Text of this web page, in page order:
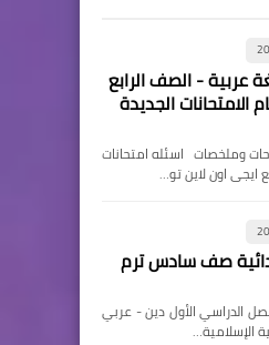
عربية - الصف الرابع
الجديدة
وملخصات اسئله امتحانات
ايجى اون لاين تو…
صف سادس ترم
الدراسي الأول دين - عربي
الإسلامية…